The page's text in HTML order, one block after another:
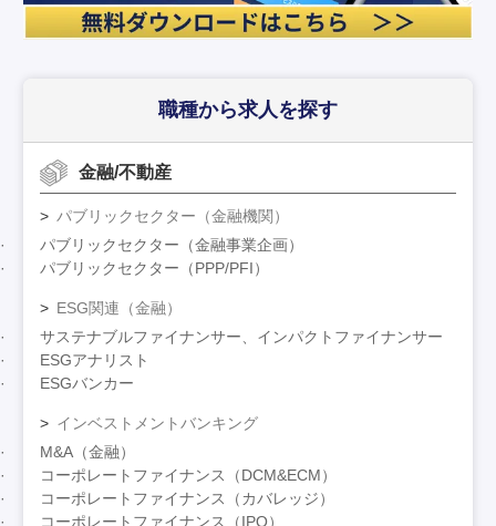
職種から求人を探す
金融/不動産
パブリックセクター（金融機関）
パブリックセクター（金融事業企画）
パブリックセクター（PPP/PFI）
ESG関連（金融）
サステナブルファイナンサー、インパクトファイナンサー
ESGアナリスト
ESGバンカー
インベストメントバンキング
M&A（金融）
コーポレートファイナンス（DCM&ECM）
コーポレートファイナンス（カバレッジ）
コーポレートファイナンス（IPO）